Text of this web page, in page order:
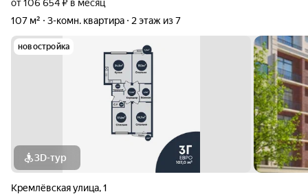
от 106 654 ₽ в месяц
107 м²
3-комн. квартира 2 этаж из 7
новостройка
3D-тур
Кремлёвская улица,1